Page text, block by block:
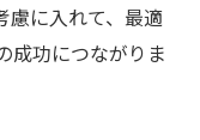
を最大化する
慮に入れて、最適
成功につながりま